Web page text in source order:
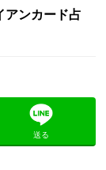
アンカード占
送る